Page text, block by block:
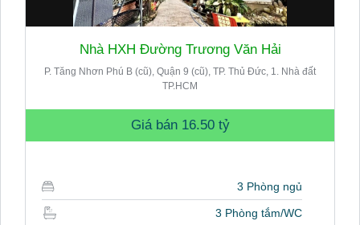
Nhà HXH Đường Trương Văn Hải
P. Tăng Nhơn Phú B (cũ), Quận 9 (cũ), TP. Thủ Đức, 1. Nhà đất
TP.HCM
Giá bán 16.50 tỷ
3 Phòng ngủ
3 Phòng tắm/WC